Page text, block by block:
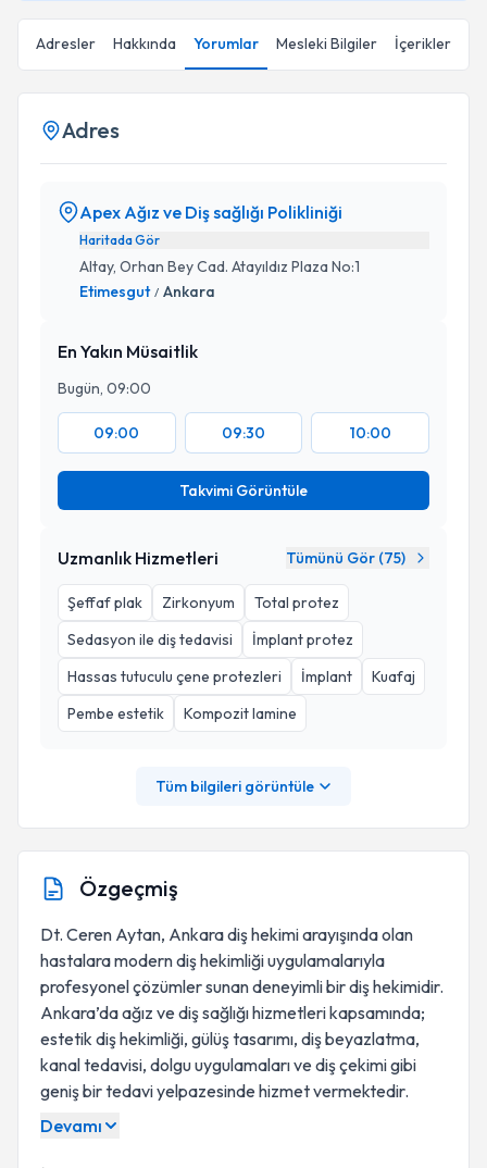
Adresler Hakkında Yorumlar Mesleki Bilgiler İçerikler
Adres
Apex Ağız ve Diş sağlığı Polikliniği
Haritada Gör
Altay, Orhan Bey Cad. Atayıldız Plaza No:1
Etimesgut / Ankara
En Yakın Müsaitlik
Bugün, 09:00
09:00 09:30 10:00
Takvimi Görüntüle
Uzmanlık Hizmetleri Tümünü Gör (75)
Şeffaf plak Zirkonyum
Total protez
Sedasyon ile diş tedavisi
İmplant protez
Hassas tutuculu çene protezleri
İmplant
Kuafaj
Pembe estetik
Kompozit lamine
Tüm bilgileri görüntüle
Özgeçmiş
Dt. Ceren Aytan, Ankara diş hekimi arayışında olan
hastalara modern diş hekimliği uygulamalarıyla
profesyonel çözümler sunan deneyimli bir diş hekimidir.
Ankara’da ağız ve diş sağlığı hizmetleri kapsamında;
estetik diş hekimliği, gülüş tasarımı, diş beyazlatma,
kanal tedavisi, dolgu uygulamaları ve diş çekimi gibi
geniş bir tedavi yelpazesinde hizmet vermektedir.
Devamı